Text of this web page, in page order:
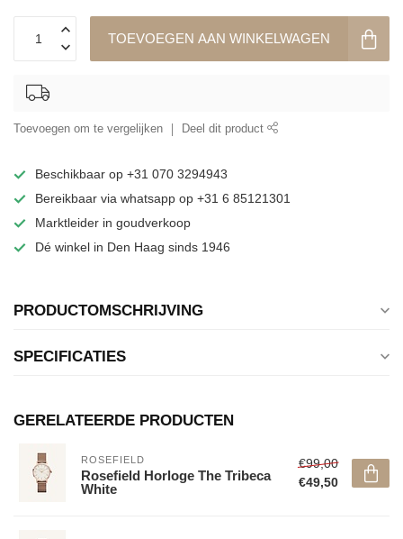
TOEVOEGEN AAN WINKELWAGEN
Toevoegen om te vergelijken Deel dit product
Beschikbaar op +31 070 3294943
Bereikbaar via whatsapp op +31 6 85121301
Marktleider in goudverkoop
Dé winkel in Den Haag sinds 1946
PRODUCTOMSCHRIJVING
SPECIFICATIES
GERELATEERDE PRODUCTEN
ROSEFIELD
Rosefield Horloge The Tribeca
White
€99,00
€49,50